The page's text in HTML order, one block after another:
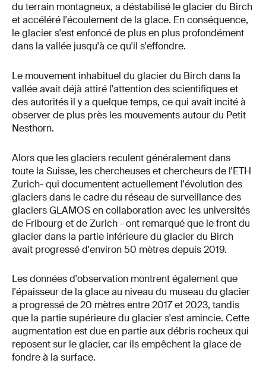
du terrain montagneux, a déstabilisé le glacier du Birch
et accéléré l'écoulement de la glace. En conséquence,
le glacier s'est enfoncé de plus en plus profondément
dans la vallée jusqu'à ce qu'il s'effondre.
Le mouvement inhabituel du glacier du Birch dans la
vallée avait déjà attiré l'attention des scientifiques et
des autorités il y a quelque temps, ce qui avait incité à
observer de plus près les mouvements autour du Petit
Nesthorn.
Alors que les glaciers reculent généralement dans
toute la Suisse, les chercheuses et chercheurs de l'ETH
Zurich- qui documentent actuellement l'évolution des
glaciers dans le cadre du réseau de surveillance des
glaciers GLAMOS en collaboration avec les universités
de Fribourg et de Zurich - ont remarqué que le front du
glacier dans la partie inférieure du glacier du Birch
avait progressé d'environ 50 mètres depuis 2019.
Les données d'observation montrent également que
l'épaisseur de la glace au niveau du museau du glacier
a progressé de 20 mètres entre 2017 et 2023, tandis
que la partie supérieure du glacier s'est amincie. Cette
augmentation est due en partie aux débris rocheux qui
reposent sur le glacier, car ils empêchent la glace de
fondre à la surface.